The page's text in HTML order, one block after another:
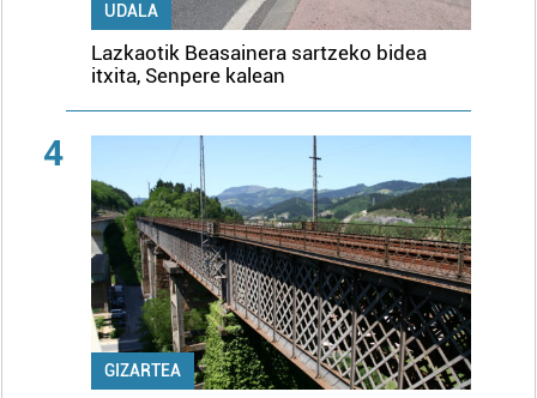
UDALA
Lazkaotik Beasainera sartzeko bidea
itxita, Senpere kalean
4
GIZARTEA